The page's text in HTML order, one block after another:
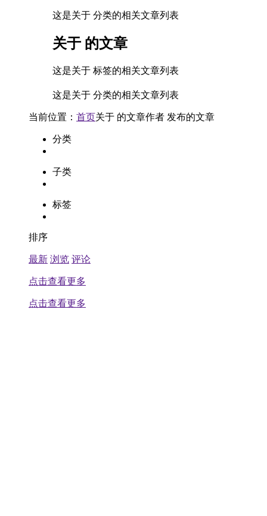
这是关于 分类的相关文章列表
关于 的文章
这是关于 标签的相关文章列表
这是关于 分类的相关文章列表
当前位置： 首页关于 的文章作者 发布的文章
分类
子类
标签
排序
最新 浏览 评论
点击查看更多
点击查看更多